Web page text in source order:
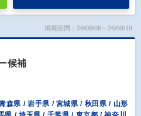
掲載期間：26/08/06～26/08/19
候補
森県 / 岩手県 / 宮城県 / 秋田県 / 山形